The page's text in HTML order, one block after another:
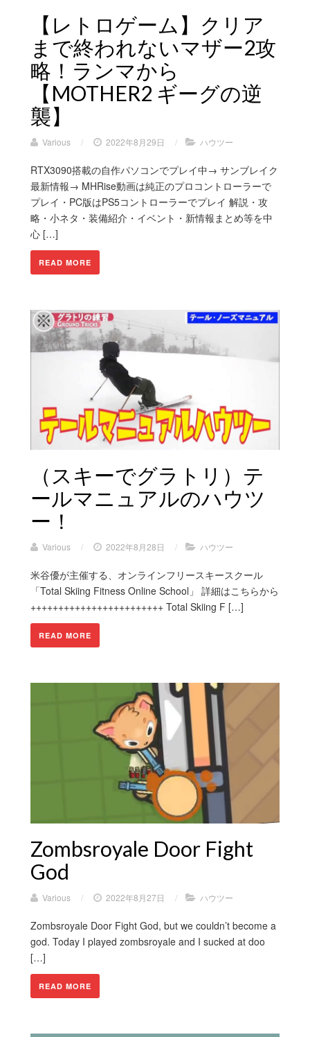
【レトロゲーム】クリア
まで終われないマザー2攻
略！ランマから
【MOTHER2 ギーグの逆
襲】
Various / 2022年8月29日 / ハウツー
RTX3090搭載の自作パソコンでプレイ中→ サンブレイク
最新情報→ MHRise動画は純正のプロコントローラーで
プレイ・PC版はPS5コントローラーでプレイ 解説・攻
略・小ネタ・装備紹介・イベント・新情報まとめ等を中
心 […]
READ MORE
（スキーでグラトリ）テ
ールマニュアルのハウツ
ー！
Various / 2022年8月28日 / ハウツー
米谷優が主催する、オンラインフリースキースクール
「Total Skiing Fitness Online School」 詳細はこちらから
++++++++++++++++++++++++ Total Skiing F […]
READ MORE
Zombsroyale Door Fight
God
Various / 2022年8月27日 / ハウツー
Zombsroyale Door Fight God, but we couldn’t become a
god. Today I played zombsroyale and I sucked at doo
[…]
READ MORE